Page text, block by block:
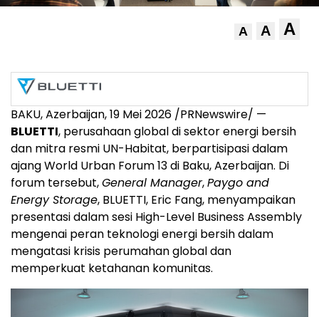
A A A
BAKU, Azerbaijan, 19 Mei 2026 /PRNewswire/ —
BLUETTI, perusahaan global di sektor energi bersih
dan mitra resmi UN-Habitat, berpartisipasi dalam
ajang World Urban Forum 13 di Baku, Azerbaijan. Di
forum tersebut,General Manager,Paygo and
Energy Storage, BLUETTI, Eric Fang, menyampaikan
presentasi dalam sesi High-Level Business Assembly
mengenai peran teknologi energi bersih dalam
mengatasi krisis perumahan global dan
memperkuat ketahanan komunitas.